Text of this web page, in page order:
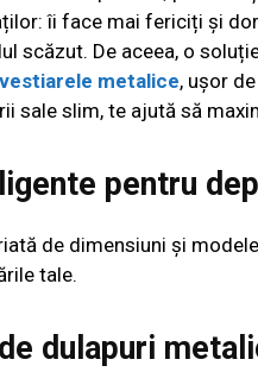
îi face mai fericiți și
scăzut. De aceea, o
vestiarele metalice, ușor
sale slim, te ajută să
pentru
de dimensiuni și
tale.
dulapuri